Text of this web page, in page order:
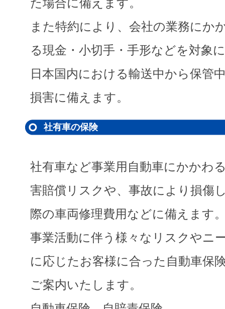
た場合に備えます。
また特約により、会社の業務にか
る現金・小切手・手形などを対象
日本国内における輸送中から保管
損害に備えます。
社有車の保険
社有車など事業用自動車にかかわ
害賠償リスクや、事故により損傷
際の車両修理費用などに備えます
事業活動に伴う様々なリスクやニ
に応じたお客様に合った自動車保
ご案内いたします。